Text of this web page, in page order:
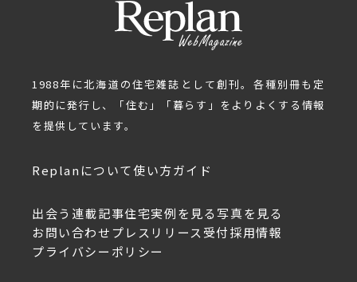
1988年に北海道の住宅雑誌として創刊。各種別冊も定
期的に発行し、「住む」「暮らす」をよりよくする情報
を提供しています。
Replanについて使い方ガイド
出会う 連載記事住宅実例を見る写真を見る
お問い合わせ プレスリリース受付採用情報
プライバシーポリシー